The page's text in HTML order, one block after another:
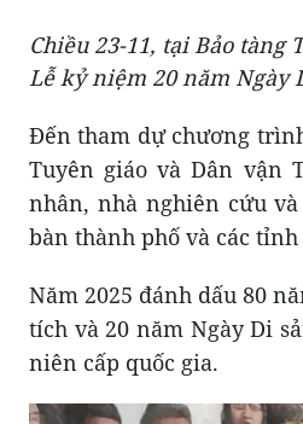
Chiều 23-11, tại Bảo tàng
Lễ kỷ niệm 20 năm Ngày
Đến tham dự chương
Tuyên giáo và Dân vận
nhân, nhà nghiên cứu
bàn thành phố và các
Năm 2025 đánh dấu 80
tích và 20 năm Ngày Di
niên cấp quốc gia.